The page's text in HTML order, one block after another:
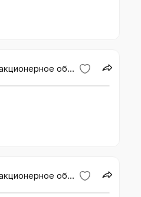
Некоммерческое акционерное общество «Западно-Казахстанский аграрно-технический университет имени Жангир хана»
Некоммерческое акционерное общество «Западно-Казахстанский аграрно-технический университет имени Жангир хана»